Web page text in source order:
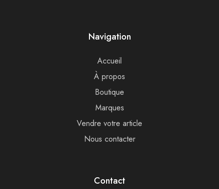
Navigation
Accueil
À propos
Boutique
Marques
Vendre votre article
Nous contacter
Contact